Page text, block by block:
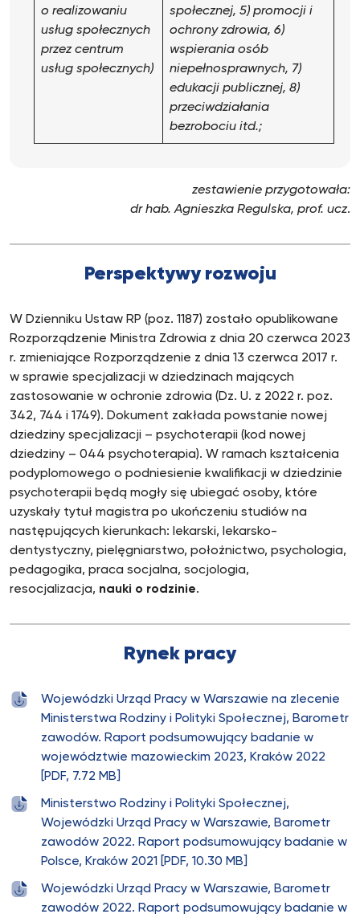
o realizowaniu
usług społecznych
przez centrum
usług społecznych)
społecznej, 5) promocji i
ochrony zdrowia, 6)
wspierania osób
niepełnosprawnych, 7)
edukacji publicznej, 8)
przeciwdziałania
bezrobociu itd.;
zestawienie przygotowała:
dr hab. Agnieszka Regulska, prof. ucz.
Perspektywy rozwoju
W Dzienniku Ustaw RP (poz. 1187) zostało opublikowane
Rozporządzenie Ministra Zdrowia z dnia 20 czerwca 2023
r. zmieniające Rozporządzenie z dnia 13 czerwca 2017 r.
w sprawie specjalizacji w dziedzinach mających
zastosowanie w ochronie zdrowia (Dz. U. z 2022 r. poz.
342, 744 i 1749). Dokument zakłada powstanie nowej
dziedziny specjalizacji – psychoterapii (kod nowej
dziedziny – 044 psychoterapia). W ramach kształcenia
podyplomowego o podniesienie kwalifikacji w dziedzinie
psychoterapii będą mogły się ubiegać osoby, które
uzyskały tytuł magistra po ukończeniu studiów na
następujących kierunkach: lekarski, lekarsko-
dentystyczny, pielęgniarstwo, położnictwo, psychologia,
pedagogika, praca socjalna, socjologia,
resocjalizacja, nauki o rodzinie.
Rynek pracy
Wojewódzki Urząd Pracy w Warszawie na zlecenie
Ministerstwa Rodziny i Polityki Społecznej, Barometr
zawodów. Raport podsumowujący badanie w
województwie mazowieckim 2023, Kraków 2022
[PDF, 7.72 MB]
Ministerstwo Rodziny i Polityki Społecznej,
Wojewódzki Urząd Pracy w Warszawie, Barometr
zawodów 2022. Raport podsumowujący badanie w
Polsce, Kraków 2021 [PDF, 10.30 MB]
Wojewódzki Urząd Pracy w Warszawie, Barometr
zawodów 2022. Raport podsumowujący badanie w